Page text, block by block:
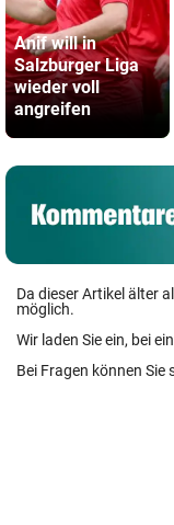
Anif will in
Salzburger Liga
wieder voll
angreifen
Da dieser Artikel älter
möglich.
Wir laden Sie ein, bei
Bei Fragen können